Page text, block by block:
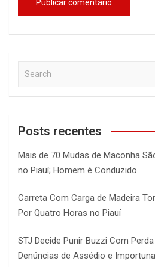
a
c
Posts recentes
Mais de 70 Mudas de Maconha
no Piauí; Homem é Conduzido
Carreta Com Carga de Madeira
Por Quatro Horas no Piauí
STJ Decide Punir Buzzi Com
Denúncias de Assédio e